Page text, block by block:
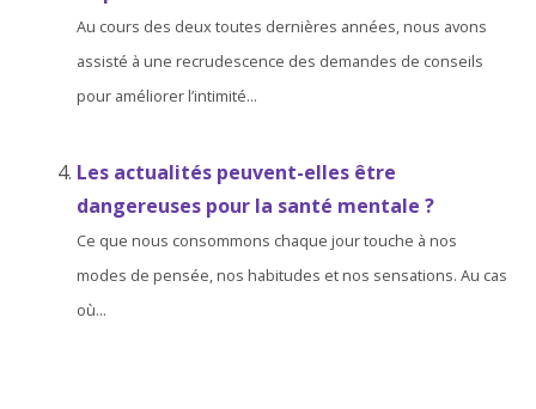
Au cours des deux toutes dernières années, nous avons
assisté à une recrudescence des demandes de conseils
pour améliorer l’intimité...
Les actualités peuvent-elles être
dangereuses pour la santé mentale ?
Ce que nous consommons chaque jour touche à nos
modes de pensée, nos habitudes et nos sensations. Au cas
où...